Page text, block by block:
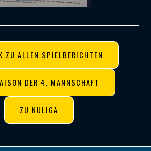
ZU ALLEN SPIELBERICHTEN
DER 4. MANNSCHAFT
ZU NULIGA